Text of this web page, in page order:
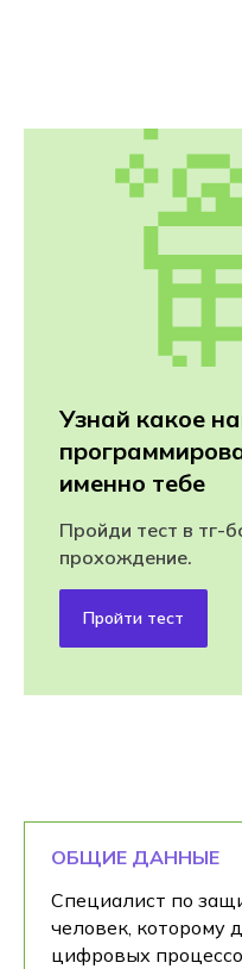
Узнай какое
именно тебе
Пройди тест в тг-
прохождение.
Пройти тест
ОБЩИЕ ДАННЫЕ
Специалист по
человек, которому
цифровых